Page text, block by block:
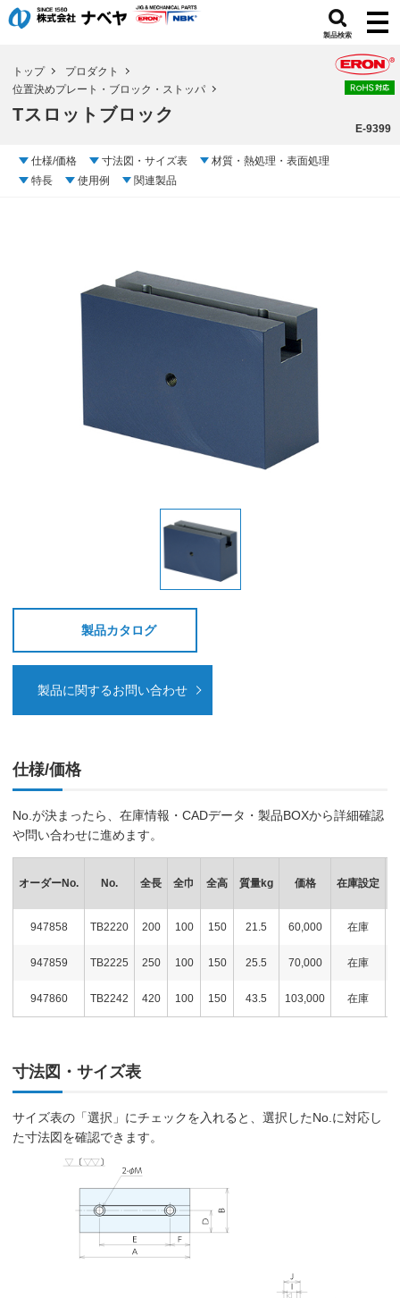
製品検索
トップ
プロダクト
位置決めプレート・ブロック・ストッパ
Tスロットブロック
E-9399
仕様/価格 寸法図・サイズ表
材質・熱処理・表面処理
特長
使用例 関連製品
製品カタログ
製品に関するお問い合わせ
仕様/価格
No.が決まったら、在庫情報・CADデータ・製品BOXから詳細確認
や問い合わせに進めます。
オーダーNo. No. 全長 全巾 全高 質量kg 価格 在庫設定
947858 TB2220 200 100 150 21.5 60,000 在庫
947859 TB2225 250 100 150 25.5 70,000 在庫
947860 TB2242 420 100 150 43.5 103,000 在庫
寸法図・サイズ表
サイズ表の「選択」にチェックを入れると、選択したNo.に対応し
た寸法図を確認できます。